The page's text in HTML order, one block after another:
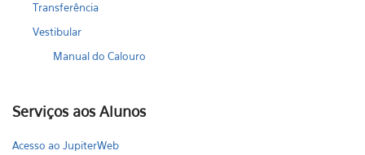
Transferência
Vestibular
Manual do Calouro
Serviços aos Alunos
Acesso ao JupiterWeb